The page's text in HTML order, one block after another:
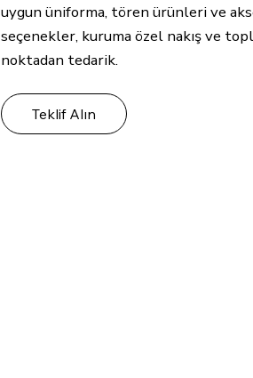
uygun üniforma, tören ürünleri ve
seçenekler, kuruma özel nakış ve
noktadan tedarik.
Teklif Alın